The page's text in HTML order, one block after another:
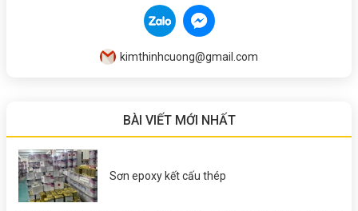
kimthinhcuong@gmail.com
BÀI VIẾT MỚI NHẤT
Sơn epoxy kết cấu thép